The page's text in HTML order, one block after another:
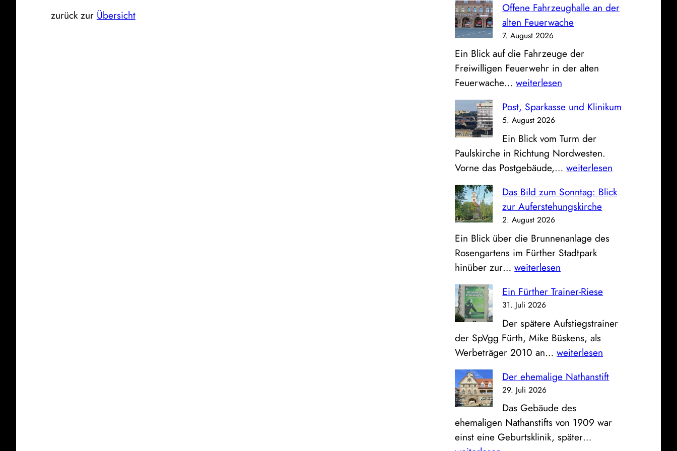
zurück zur Übersicht
Offene Fahrzeughalle an der
alten Feuerwache
7. August 2026
Ein Blick auf die Fahrzeuge der
Freiwilligen Feuerwehr in der alten
Feuerwache…O
f
e
n
e
F
h
r
e
u
g
h
a
e
a
n
d
e
r
a
weiterlesen
Post, Sparkasse und Klinikum
5. August 2026
Ein Blick vom Turm der
Paulskirche in Richtung Nordwesten.
Vorne das Postgebäude,…P
s
t
S
p
k
s
s
e
u
d
K
l
i
weiterlesen
Das Bild zum Sonntag: Blick
zur Auferstehungskirche
2. August 2026
Ein Blick über die Brunnenanlage des
Rosengartens im Fürther Stadtpark
hinüber zur…D
s
B
i
l
d
u
m
S
o
n
weiterlesen
Ein Fürther Trainer-Riese
31. Juli 2026
Der spätere Aufstiegstrainer
der SpVgg Fürth, Mike Büskens, als
Werbeträger 2010 an…E
n
ü
r
t
weiterlesen
Der ehemalige Nathanstift
29. Juli 2026
Das Gebäude des
ehemaligen Nathanstifts von 1909 war
einst eine Geburtsklinik, später…